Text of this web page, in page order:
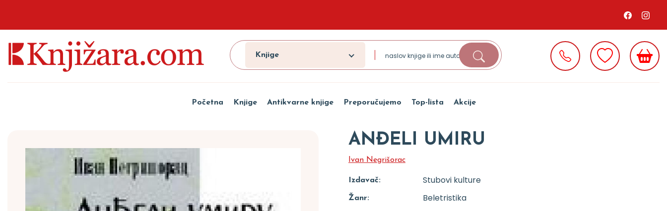
Knjige
Početna Knjige Antikvarne knjige Preporučujemo Top-lista Akcije
ANĐELI UMIRU
Ivan Negrišorac
Izdavač: Stubovi kulture
Žanr: Beletristika